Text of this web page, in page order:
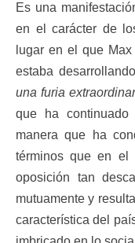
Es una
en el carácter de
lugar en el que
estaba
una furia
que ha
manera que ha
términos que en el
oposición tan
mutuamente y
característica del